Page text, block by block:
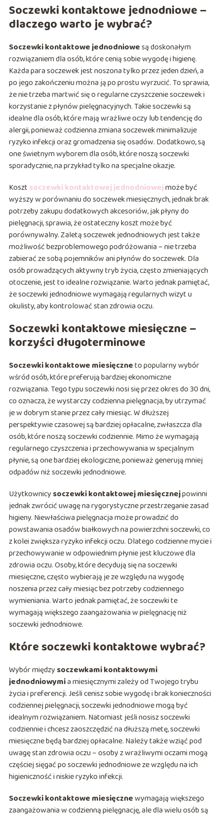
Soczewki kontaktowe jednodniowe –
dlaczego warto je wybrać?
Soczewki kontaktowe jednodniowesą doskonałym
rozwiązaniem dla osób, które cenią sobie wygodę i higienę.
Każda para soczewek jest noszona tylko przez jeden dzień, a
po jego zakończeniu można ją po prostu wyrzucić. To sprawia,
że nie trzeba martwić się o regularne czyszczenie soczewek i
korzystanie z płynów pielęgnacyjnych. Takie soczewki są
idealne dla osób, które mają wrażliwe oczy lub tendencję do
alergii, ponieważ codzienna zmiana soczewek minimalizuje
ryzyko infekcji oraz gromadzenia się osadów. Dodatkowo, są
one świetnym wyborem dla osób, które noszą soczewki
sporadycznie, na przykład tylko na specjalne okazje.
Koszt soczewki kontaktowej jednodniowejmoże być
wyższy w porównaniu do soczewek miesięcznych, jednak brak
potrzeby zakupu dodatkowych akcesoriów, jak płyny do
pielęgnacji, sprawia, że ostateczny koszt może być
porównywalny. Zaletą soczewek jednodniowych jest także
możliwość bezproblemowego podróżowania – nie trzeba
zabierać ze sobą pojemników ani płynów do soczewek. Dla
osób prowadzących aktywny tryb życia, często zmieniających
otoczenie, jest to idealne rozwiązanie. Warto jednak pamiętać,
że soczewki jednodniowe wymagają regularnych wizyt u
okulisty, aby kontrolować stan zdrowia oczu.
Soczewki kontaktowe miesięczne –
korzyści długoterminowe
Soczewki kontaktowe miesięczneto popularny wybór
wśród osób, które preferują bardziej ekonomiczne
rozwiązania. Tego typu soczewki nosi się przez okres do 30 dni,
co oznacza, że wystarczy codzienna pielęgnacja, by utrzymać
je w dobrym stanie przez cały miesiąc. W dłuższej
perspektywie czasowej są bardziej opłacalne, zwłaszcza dla
osób, które noszą soczewki codziennie. Mimo że wymagają
regularnego czyszczenia i przechowywania w specjalnym
płynie, są one bardziej ekologiczne, ponieważ generują mniej
odpadów niż soczewki jednodniowe.
Użytkownicy soczewki kontaktowej miesięcznejpowinni
jednak zwrócić uwagę na rygorystyczne przestrzeganie zasad
higieny. Niewłaściwa pielęgnacja może prowadzić do
powstawania osadów białkowych na powierzchni soczewki, co
z kolei zwiększa ryzyko infekcji oczu. Dlatego codzienne mycie i
przechowywanie w odpowiednim płynie jest kluczowe dla
zdrowia oczu. Osoby, które decydują się na soczewki
miesięczne, często wybierają je ze względu na wygodę
noszenia przez cały miesiąc bez potrzeby codziennego
wymieniania. Warto jednak pamiętać, że soczewki te
wymagają większego zaangażowania w pielęgnację niż
soczewki jednodniowe.
Które soczewki kontaktowe wybrać?
Wybór między soczewkami kontaktowymi
jednodniowymia miesięcznymi zależy od Twojego trybu
życia i preferencji. Jeśli cenisz sobie wygodę i brak konieczności
codziennej pielęgnacji, soczewki jednodniowe mogą być
idealnym rozwiązaniem. Natomiast jeśli nosisz soczewki
codziennie i chcesz zaoszczędzić na dłuższą metę, soczewki
miesięczne będą bardziej opłacalne. Należy także wziąć pod
uwagę stan zdrowia oczu – osoby z wrażliwymi oczami mogą
częściej sięgać po soczewki jednodniowe ze względu na ich
higieniczność i niskie ryzyko infekcji.
Soczewki kontaktowe miesięcznewymagają większego
zaangażowania w codzienną pielęgnację, ale dla wielu osób są